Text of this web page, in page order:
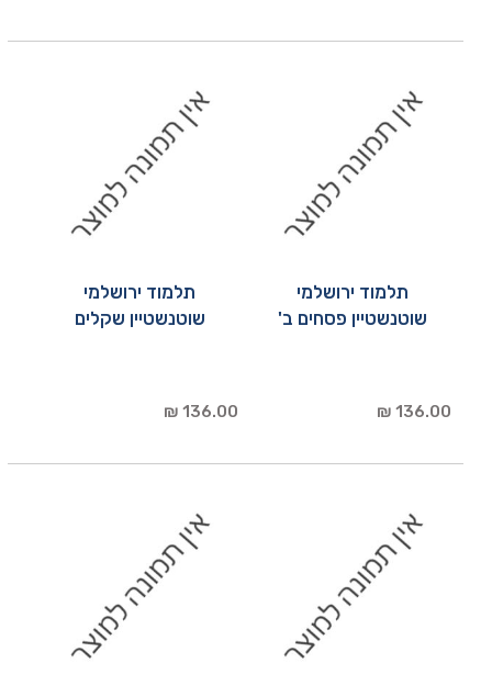
תלמוד ירושלמי
שוטנשטיין פסחים ב'
136.00 ₪
תלמוד ירושלמי
שוטנשטיין שקלים
136.00 ₪